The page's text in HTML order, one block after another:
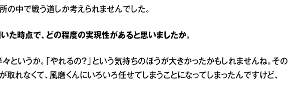
の中で戦う道しか考えられませんでした。
時点で、どの程度の実現性があると思いましたか。
というか。「やれるの？」という気持ちのほうが大きかったかもしれませんね。その
れなくて、風磨くんにいろいろ任せてしまうことになってしまったんですけど、